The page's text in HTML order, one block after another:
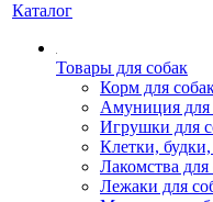
Каталог
Товары для собак
Корм для
Амуниция для
Игрушки для
Клетки,
Лакомства для
Лежаки для